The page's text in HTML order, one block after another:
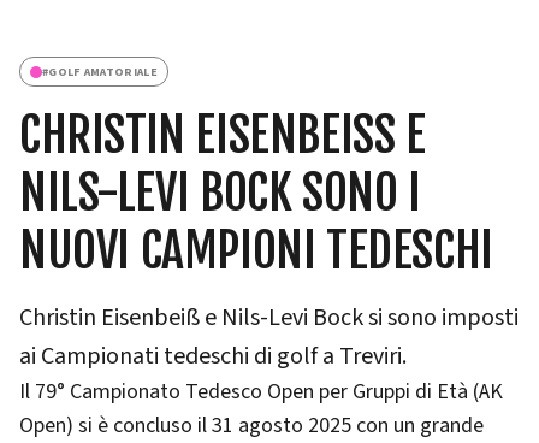
#GOLF AMATORIALE
CHRISTIN EISENBEISS E N
ILS-LEVI BOCK SONO I N
UOVI CAMPIONI TEDESCHI
Christin Eisenbeiß e Nils-Levi Bock si sono imposti
ai Campionati tedeschi di golf a Treviri.
Il 79° Campionato Tedesco Open per Gruppi di Età (AK
Open) si è concluso il 31 agosto 2025 con un grande